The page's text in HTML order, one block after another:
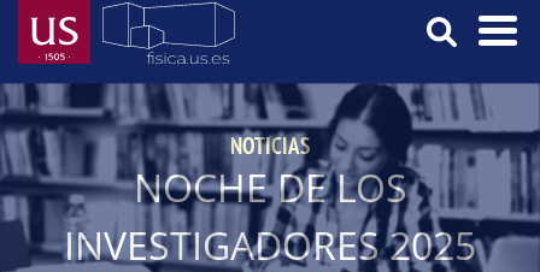
Pasar
contenido
principal
Menú
Principal
NOTICIAS
NOCHE DE LOS
INVESTIGADORES 2025